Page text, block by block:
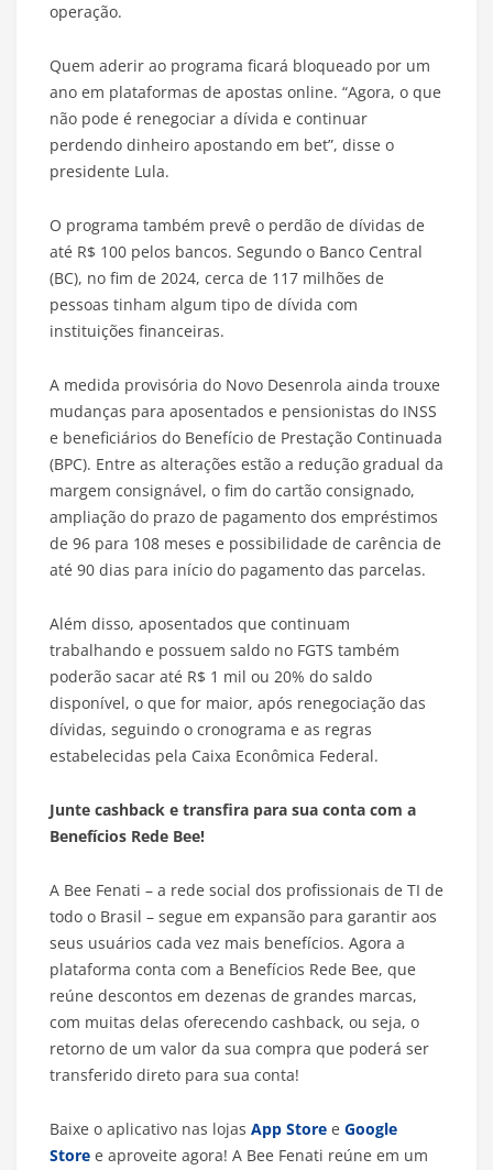
operação.
Quem aderir ao programa ficará bloqueado por um
ano em plataformas de apostas online. “Agora, o que
não pode é renegociar a dívida e continuar
perdendo dinheiro apostando em bet”, disse o
presidente Lula.
O programa também prevê o perdão de dívidas de
até R$ 100 pelos bancos. Segundo o Banco Central
(BC), no fim de 2024, cerca de 117 milhões de
pessoas tinham algum tipo de dívida com
instituições financeiras.
A medida provisória do Novo Desenrola ainda trouxe
mudanças para aposentados e pensionistas do INSS
e beneficiários do Benefício de Prestação Continuada
(BPC). Entre as alterações estão a redução gradual da
margem consignável, o fim do cartão consignado,
ampliação do prazo de pagamento dos empréstimos
de 96 para 108 meses e possibilidade de carência de
até 90 dias para início do pagamento das parcelas.
Além disso, aposentados que continuam
trabalhando e possuem saldo no FGTS também
poderão sacar até R$ 1 mil ou 20% do saldo
disponível, o que for maior, após renegociação das
dívidas, seguindo o cronograma e as regras
estabelecidas pela Caixa Econômica Federal.
Junte cashback e transfira para sua conta com a
Benefícios Rede Bee!
A Bee Fenati – a rede social dos profissionais de TI de
todo o Brasil – segue em expansão para garantir aos
seus usuários cada vez mais benefícios. Agora a
plataforma conta com a Benefícios Rede Bee, que
reúne descontos em dezenas de grandes marcas,
com muitas delas oferecendo cashback, ou seja, o
retorno de um valor da sua compra que poderá ser
transferido direto para sua conta!
Baixe o aplicativo nas lojas App Store e Google
Store e aproveite agora! A Bee Fenati reúne em um